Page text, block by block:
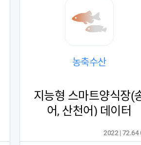
농축수산
지능형 스마트양식장(
어, 산천어) 데이터
2022 | 72.64